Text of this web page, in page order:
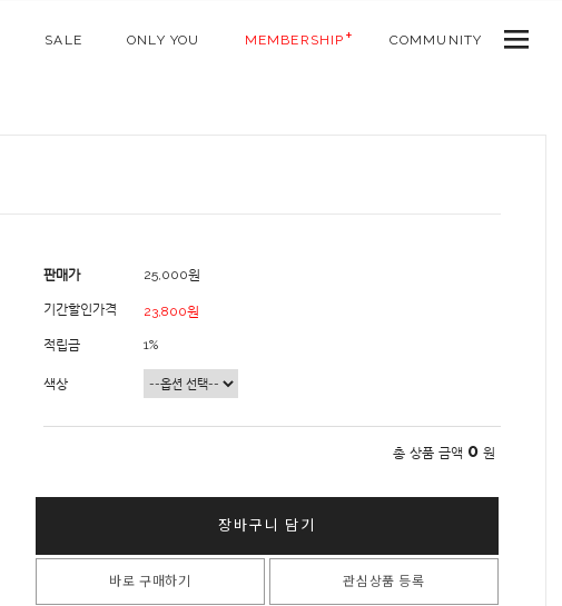
SALE ONLY YOU MEMBERSHIP COMMUNITY
판매가 25,000원
기간할인가격 23,800원
적립금 1%
색상
총 상품 금액 0 원
장바구니 담기
바로 구매하기 관심상품 등록